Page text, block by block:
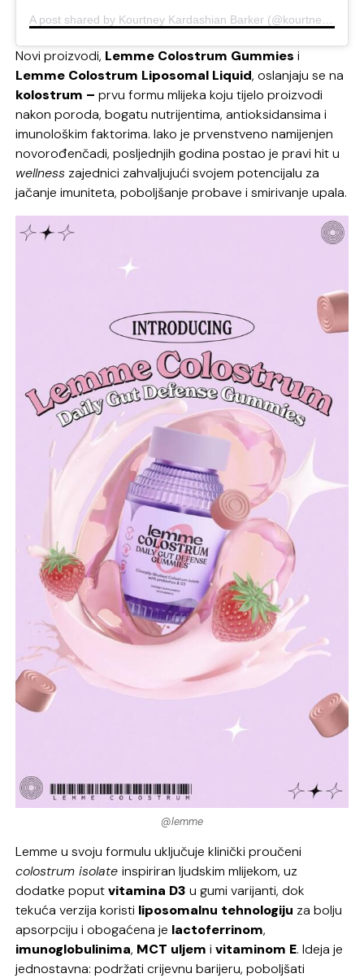
Novi proizvodi, Lemme Colostrum Gummies i
Lemme Colostrum Liposomal Liquid, oslanjaju se na
kolostrum –prvu formu mlijeka koju tijelo proizvodi
nakon poroda, bogatu nutrijentima, antioksidansima i
imunološkim faktorima. Iako je prvenstveno namijenjen
novorođenčadi, posljednjih godina postao je pravi hit u
wellness zajednici zahvaljujući svojem potencijalu za
jačanje imuniteta, poboljšanje probave i smirivanje upala.
@lemme
Lemme u svoju formulu uključuje klinički proučeni
colostrum isolateinspiriran ljudskim mlijekom, uz
dodatke poputvitamina D3 u gumi varijanti, dok
tekuća verzija koristi liposomalnu tehnologiju za bolju
apsorpciju i obogaćena je lactoferrinom,
imunoglobulinima, MCT uljem ivitaminom E. Ideja je
jednostavna: podržati crijevnu barijeru, poboljšati